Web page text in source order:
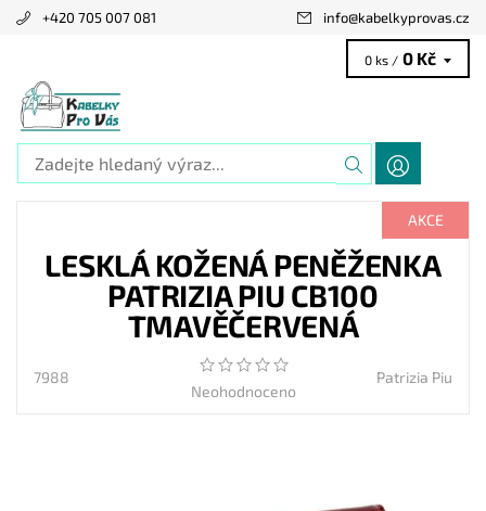
+420 705 007 081 info@kabelkyprovas.cz
0 ks / 0 Kč
AKCE
LESKLÁ KOŽENÁ PENĚŽENKA
PATRIZIA PIU CB100
TMAVĚČERVENÁ
7988
Neohodnoceno
Patrizia Piu